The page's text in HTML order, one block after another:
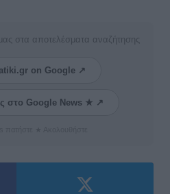
στα αποτελέσματα αναζήτησης
on Google ↗
στο Google News ★ ↗